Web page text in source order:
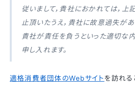
従いまして，貴社におかれては，
止頂いたうえ，貴社に故意過失があ
貴社が責任を負うといった適切な
申し入れます。
適格消費者団体のWebサイトを訪れる